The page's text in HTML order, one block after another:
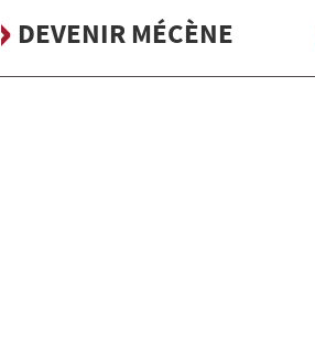
DEVENIR MÉCÈNE